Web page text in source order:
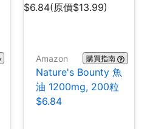
Amazon 購買指南
Nature's Bounty 魚
油 1200mg, 200粒
$6.84